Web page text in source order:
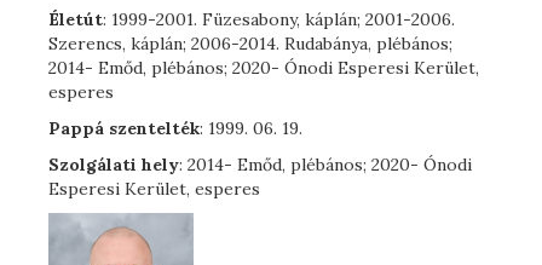
Életút: 1999-2001. Füzesabony, káplán; 2001-2006.
Szerencs, káplán; 2006-2014. Rudabánya, plébános;
2014- Emőd, plébános; 2020- Ónodi Esperesi Kerület,
esperes
Pappá szentelték: 1999. 06. 19.
Szolgálati hely: 2014- Emőd, plébános; 2020- Ónodi
Esperesi Kerület, esperes